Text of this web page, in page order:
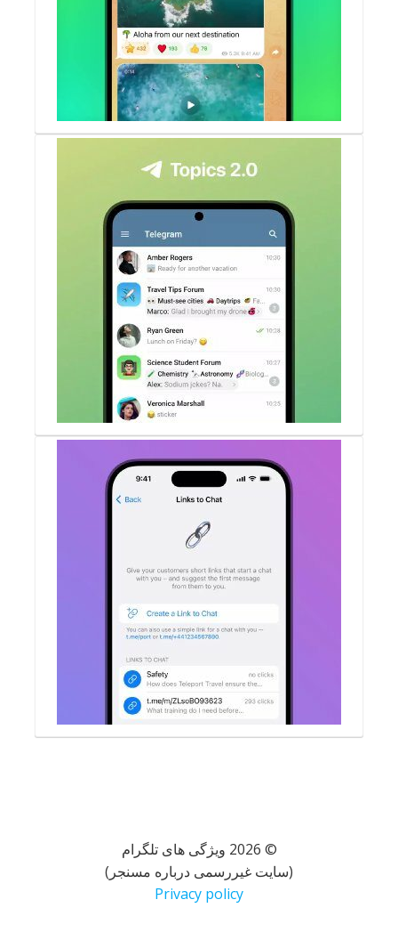
© 2026 ویژگی های تلگرام
(سایت غیررسمی درباره مسنجر)
Privacy policy